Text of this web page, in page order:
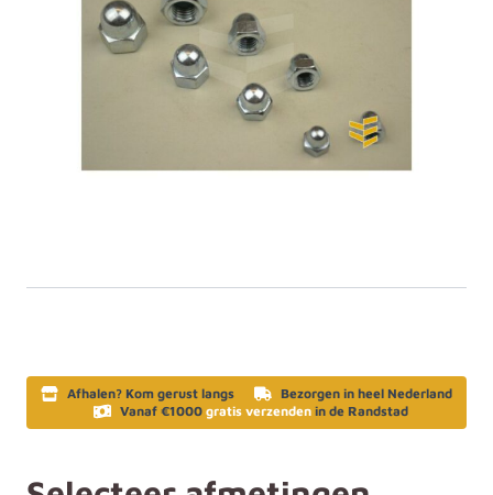
Productdetails
8mm
200
Afhalen? Kom gerust langs
Bezorgen in heel Nederland
Vanaf €1000 gratis verzenden in de Randstad